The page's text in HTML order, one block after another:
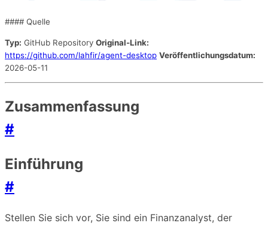
#### Quelle
Typ: GitHub Repository Original-Link:
https://github.com/lahfir/agent-desktop Veröffentlichungsdatum:
2026-05-11
Zusammenfassung
#
Einführung
#
Stellen Sie sich vor, Sie sind ein Finanzanalyst, der